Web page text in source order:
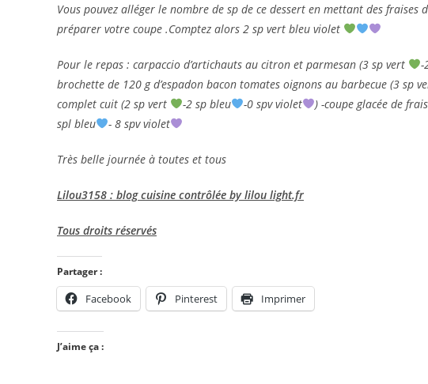
Vous pouvez alléger le nombre de sp de ce dessert en mettant des
préparer votre coupe .Comptez alors 2 sp vert bleu violet
Pour le repas : carpaccio d’artichauts au citron et parmesan (3 sp vert -
brochette de 120 g d’espadon bacon tomates oignons au barbecue (3 sp
complet cuit (2 sp vert
-2 sp bleu -0 spv violet ) -coupe glacée de
spl bleu
- 8 spv violet
Très belle journée à toutes et tous
Lilou3158 : blog cuisine contrôlée by lilou light.fr
Tous droits réservés
Partager :
Facebook Pinterest Imprimer
J’aime ça :